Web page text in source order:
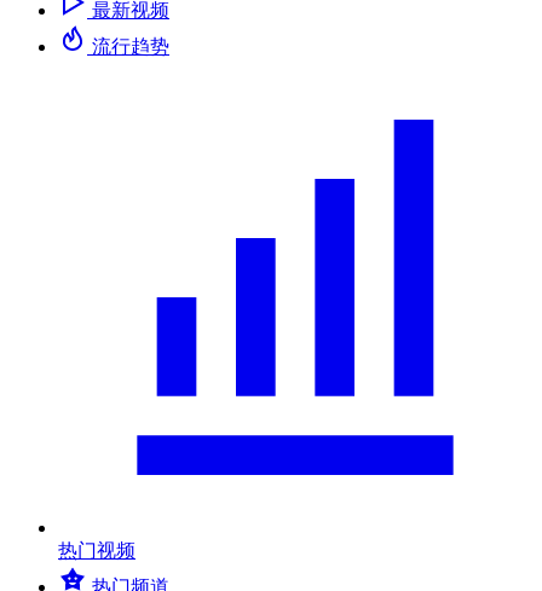
最新视频
流行趋势
热门视频